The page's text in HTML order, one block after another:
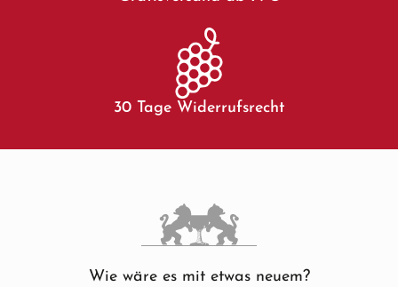
30 Tage Widerrufsrecht
Wie wäre es mit etwas neuem?